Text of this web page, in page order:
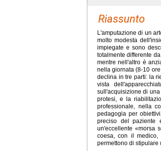
Riassunto
L'amputazione di un
molto modesta
impiegate e sono
totalmente differente
mentre nell'altro è
nella giornata (8-10
declina in tre parti: la
vista
sull'acquisizione di
protesi, e la
professionale, nella
pedagogia per
preciso del paziente
un'eccellente «morsa
coesa, con il medico,
permettono di stipulare